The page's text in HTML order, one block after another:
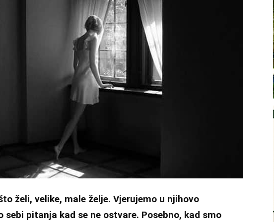
želi, velike, male želje. Vjerujemo u njihovo
pitanja kad se ne ostvare. Posebno, kad smo